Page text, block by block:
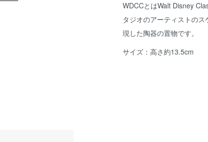
WDCCとはWalt Disney
タジオのアーティストの
現した陶器の置物です。
サイズ：高さ約13.5cm